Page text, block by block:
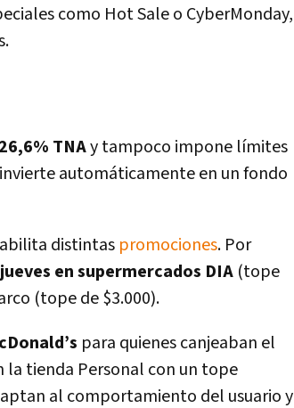
como Hot Sale o CyberMonday,
TNAy tampoco impone límites
automáticamente en un fondo
distintas promociones. Por
en supermercados DIA (tope
(tope de $3.000).
para quienes canjeaban el
la tienda Personal con un tope
al comportamiento del usuario y